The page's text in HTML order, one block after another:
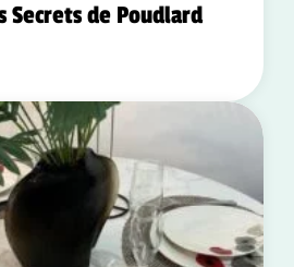
Secrets de Poudlard